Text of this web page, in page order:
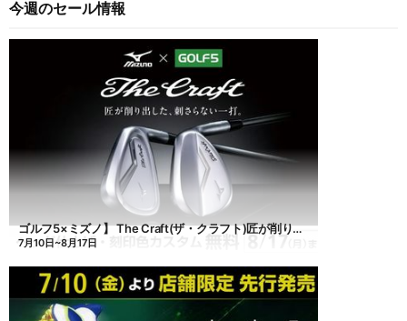
今週のセール情報